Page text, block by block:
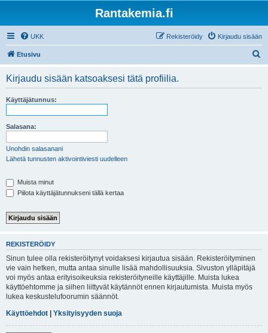
Rantakemia.fi
UKK Kirjaudu sisään
Rekisteröidy
Etusivu
Kirjaudu sisään katsoaksesi tätä profiilia.
Käyttäjätunnus:
Salasana:
Unohdin salasanani
Lähetä tunnusten aktivointiviesti uudelleen
Muista minut
Piilota käyttäjätunnukseni tällä kertaa
REKISTERÖIDY
Sinun tulee olla rekisteröitynyt voidaksesi kirjautua sisään. Rekisteröityminen
vie vain hetken, mutta antaa sinulle lisää mahdollisuuksia. Sivuston ylläpitäjä
voi myös antaa erityisoikeuksia rekisteröityneille käyttäjille. Muista lukea
käyttöehtomme ja siihen liittyvät käytännöt ennen kirjautumista. Muista myös
lukea keskustelufoorumin säännöt.
Käyttöehdot | Yksityisyyden suoja